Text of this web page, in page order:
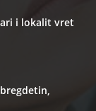
i lokalit vret